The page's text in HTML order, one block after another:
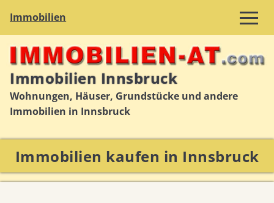
Immobilien
Immobilien Innsbruck
Wohnungen, Häuser, Grundstücke und andere
Immobilien in Innsbruck
Immobilien kaufen in Innsbruck